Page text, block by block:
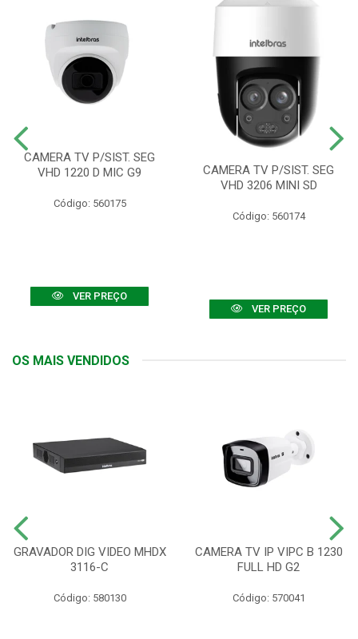
CAMERA TV P/SIST. SEG
VHD 1220 D MIC G9
Código: 560175
VER PREÇO
CAMERA TV P/SIST. SEG
VHD 3206 MINI SD
Código: 560174
VER PREÇO
OS MAIS VENDIDOS
GRAVADOR DIG VIDEO MHDX
3116-C
Código: 580130
CAMERA TV IP VIPC B 1230
FULL HD G2
Código: 570041